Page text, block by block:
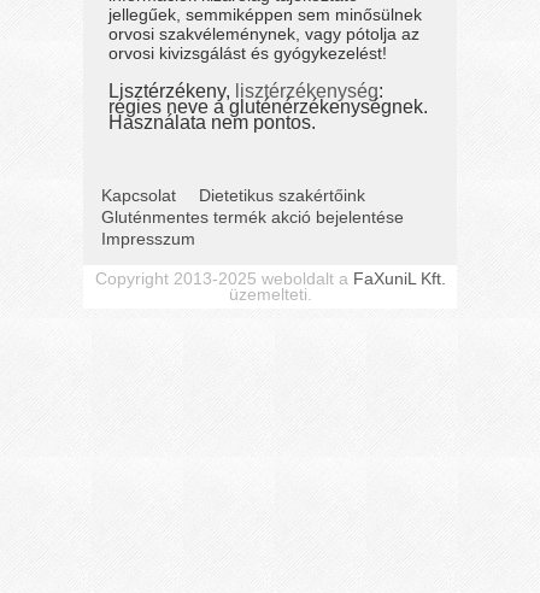
jellegűek, semmiképpen sem minősülnek
orvosi szakvéleménynek, vagy pótolja az
orvosi kivizsgálást és gyógykezelést!
Lisztérzékeny, lisztérzékenység:
régies neve a gluténérzékenységnek.
Használata nem pontos.
Kapcsolat
Dietetikus szakértőink
Gluténmentes termék akció bejelentése
Impresszum
Copyright 2013-2025 weboldalt a FaXuniL Kft.
üzemelteti.